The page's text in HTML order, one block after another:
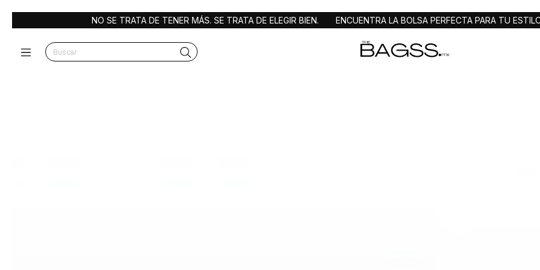
TRATA DE TENER MÁS. SE TRATA DE ELEGIR BIEN. ENCUENTRA LA BOLSA PERFECTA PARA TU ESTILO DE VIDA BOLSAS